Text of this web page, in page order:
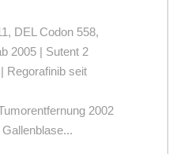
DEL Codon 558,
2005 | Sutent 2
Regorafinib seit
2002